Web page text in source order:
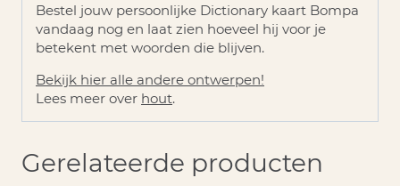
Bestel jouw persoonlijke Dictionary kaart Bompa
vandaag nog en laat zien hoeveel hij voor je
betekent met woorden die blijven.
Bekijk hier alle andere ontwerpen!
Lees meer over hout.
Gerelateerde producten